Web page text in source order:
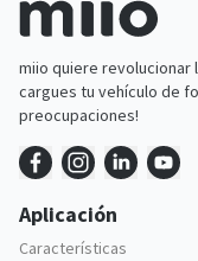
miio quiere revolucionar
cargues tu vehículo de
preocupaciones!
Aplicación
Características